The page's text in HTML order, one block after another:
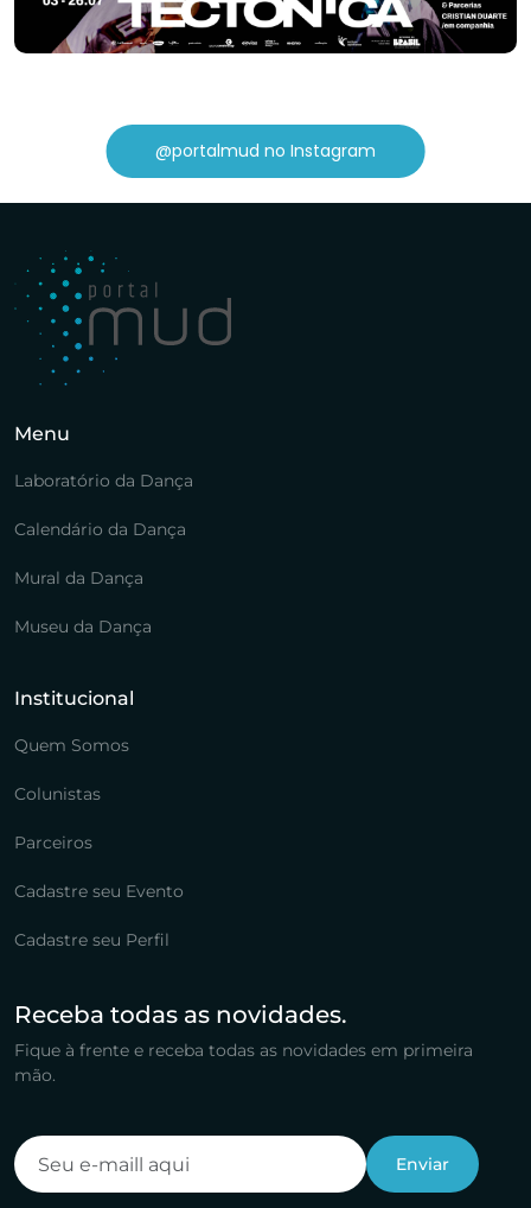
@portalmud no Instagram
Menu
Laboratório da Dança
Calendário da Dança
Mural da Dança
Museu da Dança
Institucional
Quem Somos
Colunistas
Parceiros
Cadastre seu Evento
Cadastre seu Perfil
Receba todas as novidades.
Fique à frente e receba todas as novidades em primeira
mão.